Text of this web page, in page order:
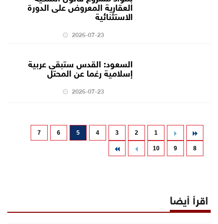
العقارية المعروض على الدورة
الاستثنائية
2026-07-23
السعود: القدس ستبقى عربية
إسلامية رغما عن المحتل
2026-07-23
1
2
3
4
5
6
7
8
9
10
اقرأ أيضا